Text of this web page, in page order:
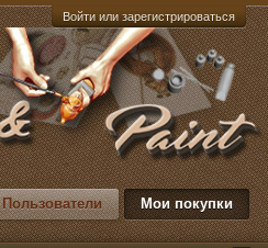
Войти или зарегистрироваться
Пользователи Мои покупки